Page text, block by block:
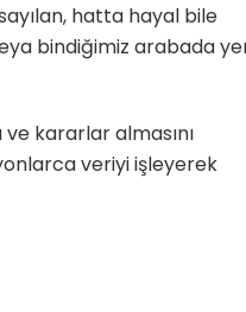
hatta hayal bile
bindiğimiz arabada
kararlar almasını
veriyi işleyerek